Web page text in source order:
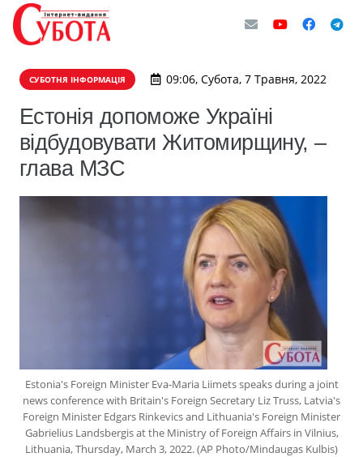
СУБОТНЯ ІНФОРМАЦІЯ 09:06, Субота, 7 Травня, 2022
Естонія допоможе Україні
відбудовувати Житомирщину, –
глава МЗС
Estonia's Foreign Minister Eva-Maria Liimets speaks during a joint
news conference with Britain's Foreign Secretary Liz Truss, Latvia's
Foreign Minister Edgars Rinkevics and Lithuania's Foreign Minister
Gabrielius Landsbergis at the Ministry of Foreign Affairs in Vilnius,
Lithuania, Thursday, March 3, 2022. (AP Photo/Mindaugas Kulbis)